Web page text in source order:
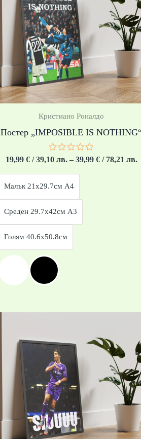
Кристиано Роналдо
Постер „IMPOSIBLE IS
Оценено
0
5
19,99 €/ 39,10 лв. – 39,99 €/ 78,21 лв.
Малък 21x29.7см А4
Среден 29.7x42см А3
Голям 40.6x50.8см
/